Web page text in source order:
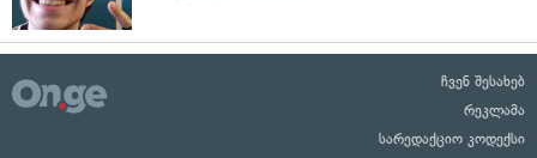
ჩვენ შესახებ
რეკლამა
სარედაქციო კოდექსი